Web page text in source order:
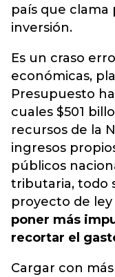
país que clama
inversión.
Es un craso
económicas,
Presupuesto
cuales $501
recursos de la
ingresos
públicos
tributaria, todo
proyecto de
poner más
recortar el
Cargar con